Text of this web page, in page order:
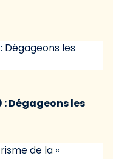
: Dégageons les